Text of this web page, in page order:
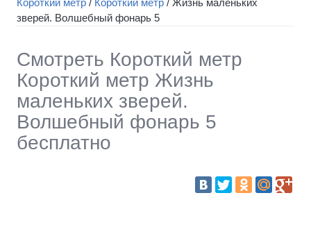
Короткий метр / Короткий метр / Жизнь маленьких
зверей. Волшебный фонарь 5
Смотреть Короткий метр
Короткий метр Жизнь
маленьких зверей.
Волшебный фонарь 5
бесплатно